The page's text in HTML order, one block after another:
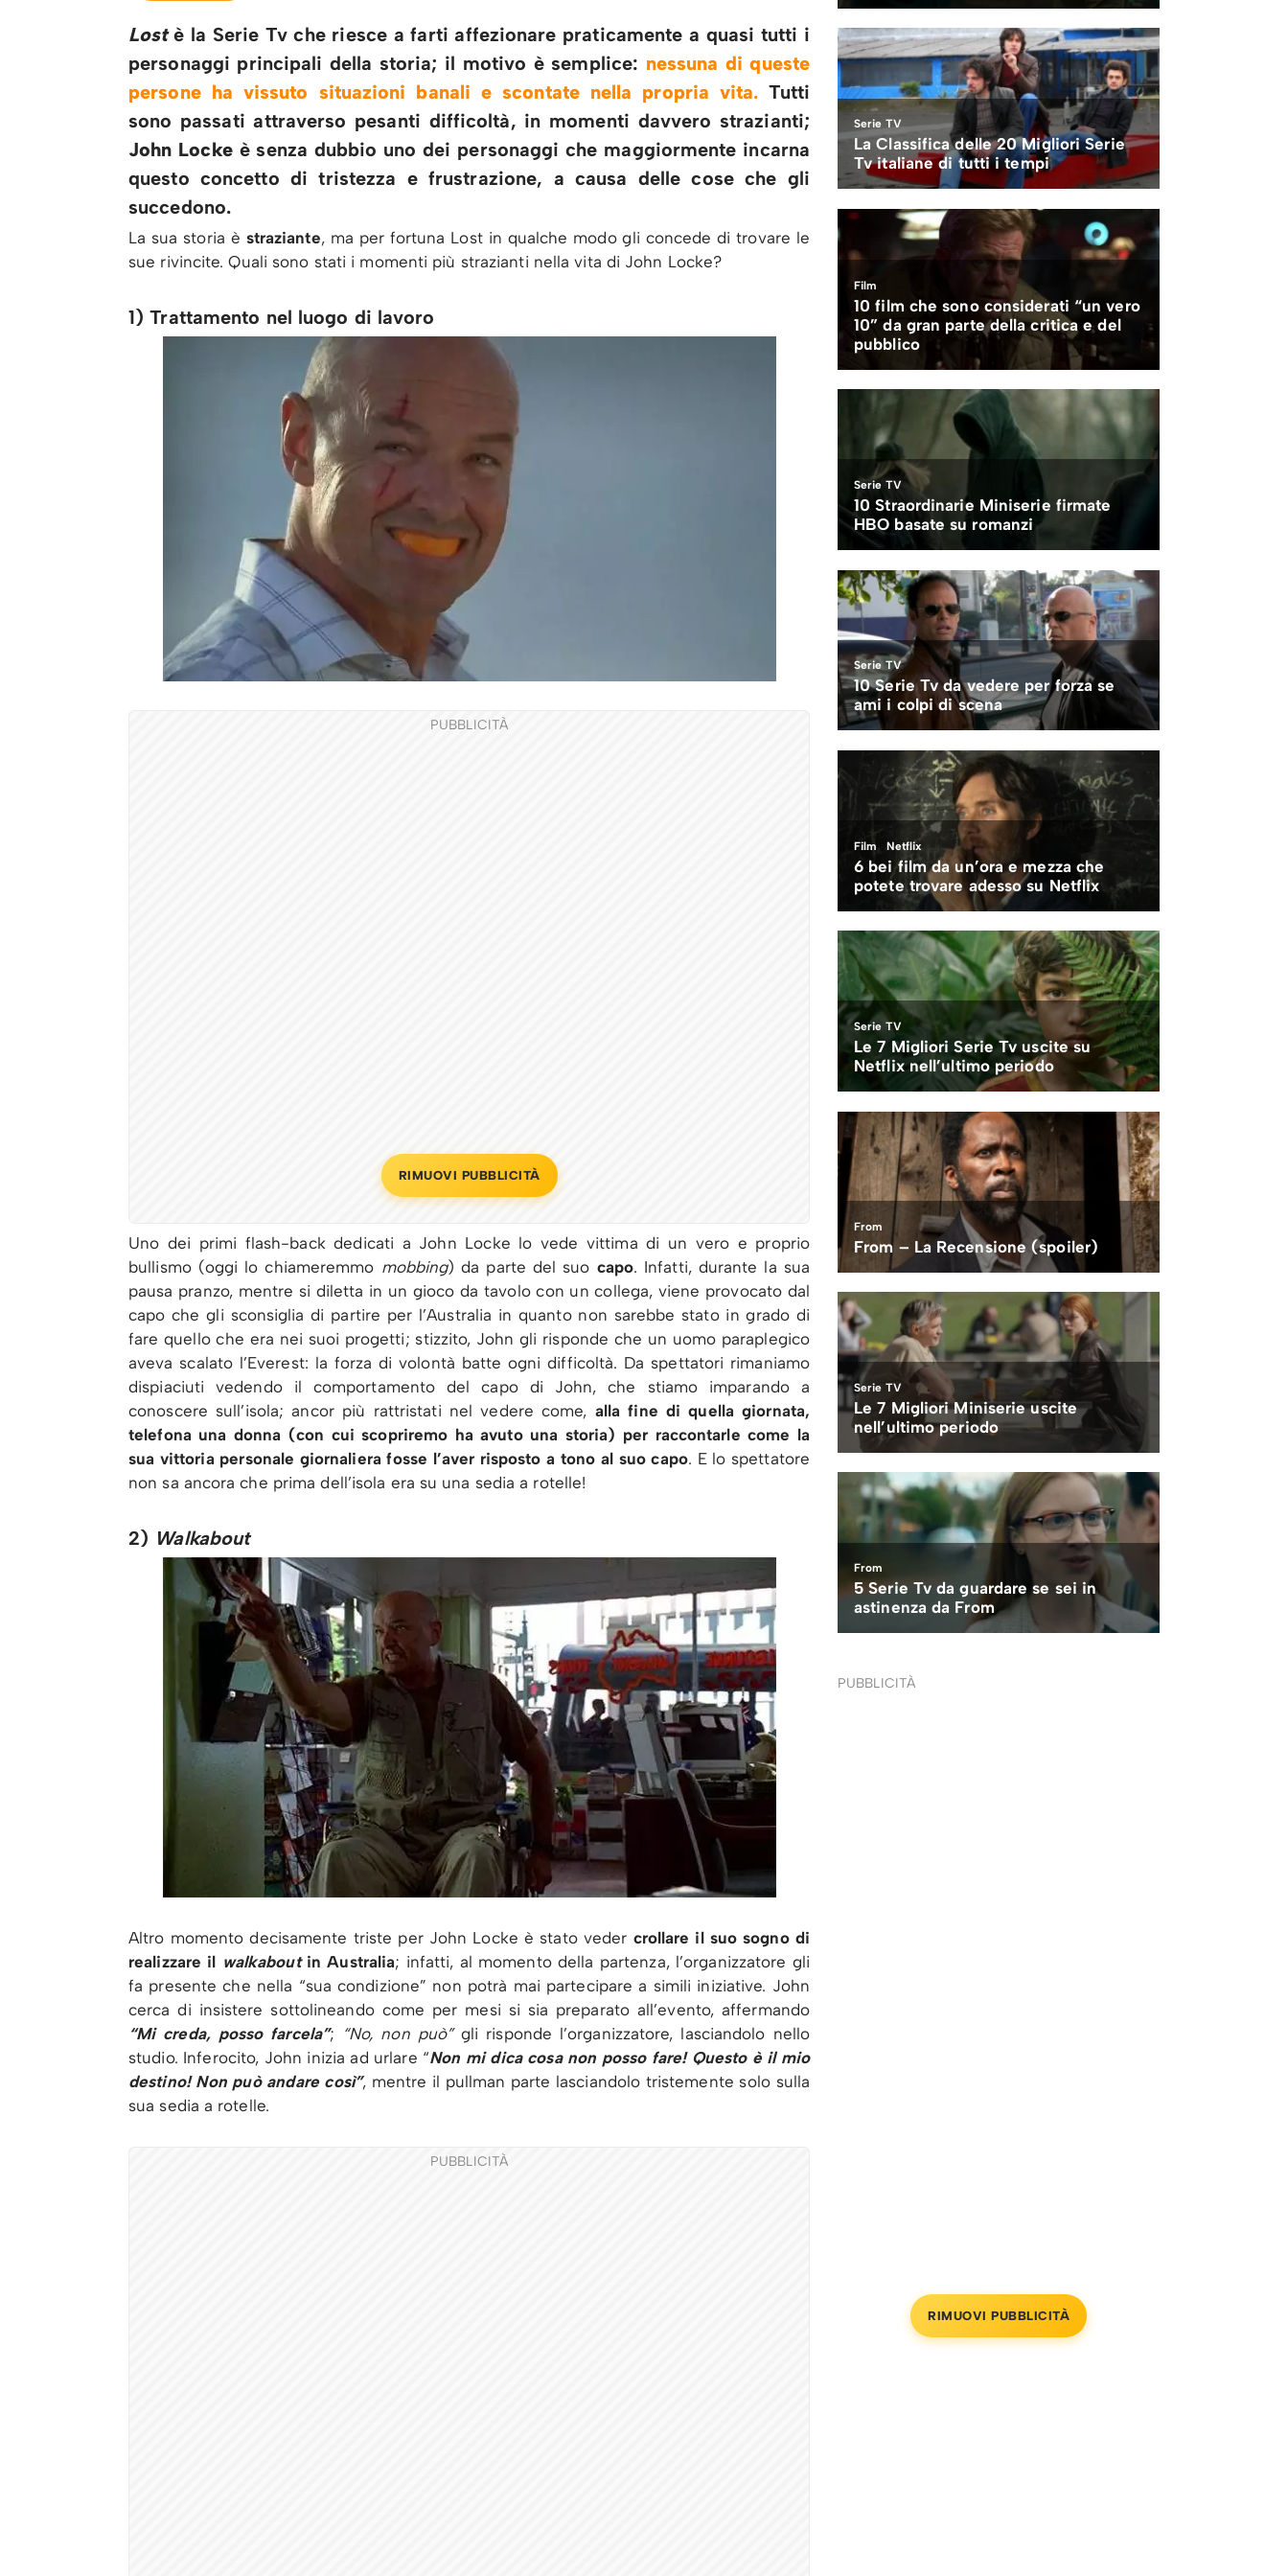
Lostè la Serie Tv che riesce a farti affezionare praticamente a quasi tutti i
personaggi principali della storia; il motivo è semplice: nessuna di queste
persone ha vissuto situazioni banali e scontate nella propria vita. Tutti
sono passati attraverso pesanti difficoltà, in momenti davvero strazianti;
John Lockeè senza dubbio uno dei personaggi che maggiormente incarna
questo concetto di tristezza e frustrazione, a causa delle cose che gli
succedono.
La sua storia è straziante, ma per fortuna Lost in qualche modo gli concede di trovare le
sue rivincite. Quali sono stati i momenti più strazianti nella vita di John Locke?
1) Trattamento nel luogo di lavoro
PUBBLICITÀ
RIMUOVI PUBBLICITÀ
Uno dei primi flash-back dedicati a John Locke lo vede vittima di un vero e proprio
bullismo (oggi lo chiameremmo mobbing) da parte del suo capo. Infatti, durante la sua
pausa pranzo, mentre si diletta in un gioco da tavolo con un collega, viene provocato dal
capo che gli sconsiglia di partire per l’Australia in quanto non sarebbe stato in grado di
fare quello che era nei suoi progetti; stizzito, John gli risponde che un uomo paraplegico
aveva scalato l’Everest: la forza di volontà batte ogni difficoltà. Da spettatori rimaniamo
dispiaciuti vedendo il comportamento del capo di John, che stiamo imparando a
conoscere sull’isola; ancor più rattristati nel vedere come, alla fine di quella giornata,
telefona una donna (con cui scopriremo ha avuto una storia) per raccontarle come la
sua vittoria personale giornaliera fosse l’aver risposto a tono al suo capo. E lo spettatore
non sa ancora che prima dell’isola era su una sedia a rotelle!
2) Walkabout
Altro momento decisamente triste per John Locke è stato veder crollare il suo sogno di
realizzare il walkaboutin Australia; infatti, al momento della partenza, l’organizzatore gli
fa presente che nella “sua condizione” non potrà mai partecipare a simili iniziative. John
cerca di insistere sottolineando come per mesi si sia preparato all’evento, affermando
“Mi creda, posso farcela”; “No, non può”gli risponde l’organizzatore, lasciandolo nello
studio. Inferocito, John inizia ad urlare “Non mi dica cosa non posso fare! Questo è il mio
destino! Non può andare così”, mentre il pullman parte lasciandolo tristemente solo sulla
sua sedia a rotelle.
PUBBLICITÀ
PUBBLICITÀ
RIMUOVI PUBBLICITÀ